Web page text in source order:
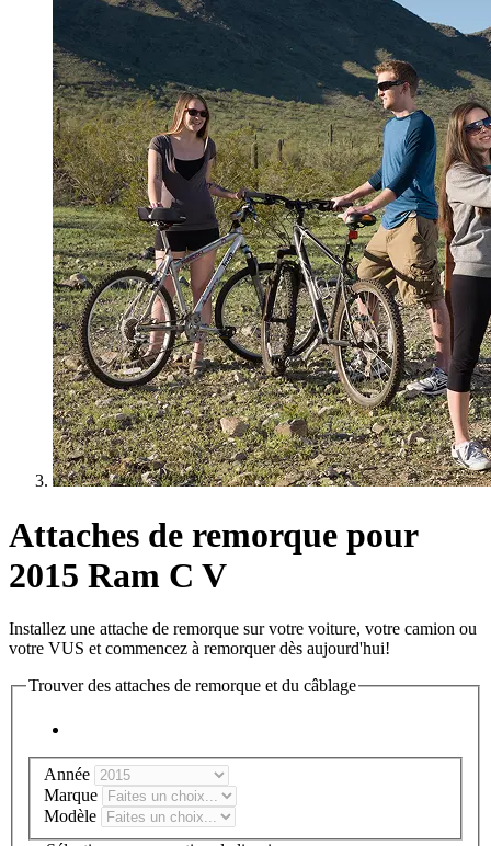
Attaches de remorque pour
2015 Ram C V
Installez une attache de remorque sur votre voiture, votre camion ou
votre VUS et commencez à remorquer dès aujourd'hui!
Trouver des attaches de remorque et du câblage
Année
Marque
Modèle